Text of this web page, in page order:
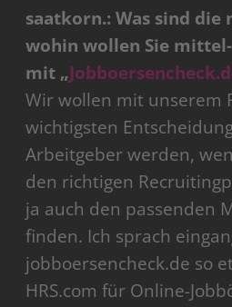
saatkorn.: Was sind die
wohin wollen Sie
mit „
Wir wollen mit unserem
wichtigsten
Arbeitgeber werden,
den richtigen
ja auch den passenden
finden. Ich sprach
jobboersencheck.de so
HRS.com für Online-